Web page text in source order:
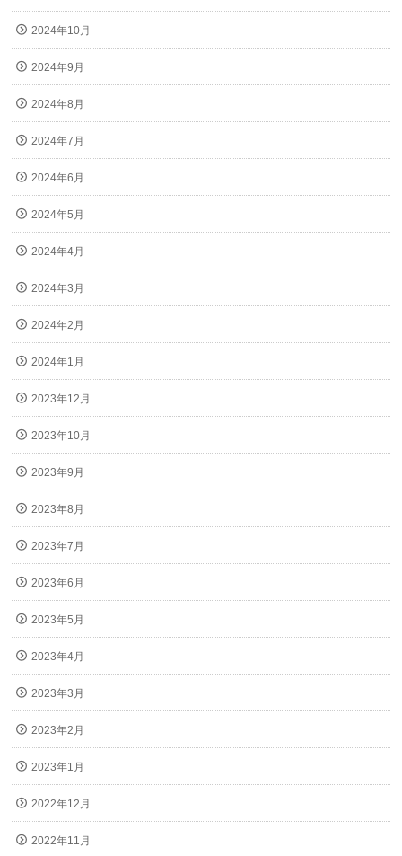
2024年10月
2024年9月
2024年8月
2024年7月
2024年6月
2024年5月
2024年4月
2024年3月
2024年2月
2024年1月
2023年12月
2023年10月
2023年9月
2023年8月
2023年7月
2023年6月
2023年5月
2023年4月
2023年3月
2023年2月
2023年1月
2022年12月
2022年11月